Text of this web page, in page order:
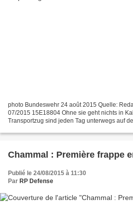
photo Bundeswehr 24 août 2015 Quelle:
07/2015 15E18804 Ohne sie geht nichts in
Transportzug sind jeden Tag unterwegs auf
Chammal : Première frappe
Publié le 24/08/2015 à 11:30
Par RP Defense